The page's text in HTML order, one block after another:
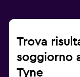
Trova
soggiorno
Tyne